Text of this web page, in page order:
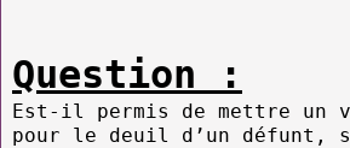
Question :
Est-il permis de mettre un
pour le deuil d’un défunt,